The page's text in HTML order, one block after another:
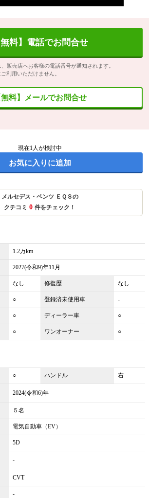
無料】電話でお問合せ
販売店へお客様の電話番号が通知されます。
利用いただけません。
無料】メールでお問合せ
現在1人が検討中
お気に入りに追加
メルセデス・ベンツ ＥＱＳの
クチコミ 0 件をチェック！
1.2万km
2027(令和9)年11月
なし 修復歴 なし
○ 登録済未使用車 -
○ ディーラー車 ○
○ ワンオーナー ○
○ ハンドル
右
2024(令和6)年
５名
電気自動車（EV）
5D
-
CVT
-